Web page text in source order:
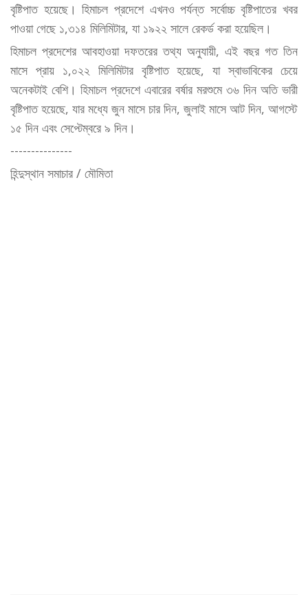
বৃষ্টিপাত হয়েছে। হিমাচল প্রদেশে এখনও পর্যন্ত সর্বোচ্চ বৃষ্টিপাতের খবর
পাওয়া গেছে ১,৩১৪ মিলিমিটার, যা ১৯২২ সালে রেকর্ড করা হয়েছিল।
হিমাচল প্রদেশের আবহাওয়া দফতরের তথ্য অনুযায়ী, এই বছর গত তিন
মাসে প্রায় ১,০২২ মিলিমিটার বৃষ্টিপাত হয়েছে, যা স্বাভাবিকের চেয়ে
অনেকটাই বেশি। হিমাচল প্রদেশে এবারের বর্ষার মরশুমে ৩৬ দিন অতি ভারী
বৃষ্টিপাত হয়েছে, যার মধ্যে জুন মাসে চার দিন, জুলাই মাসে আট দিন, আগস্টে
১৫ দিন এবং সেপ্টেম্বরে ৯ দিন।
---------------
হিন্দুস্থান সমাচার / মৌমিতা